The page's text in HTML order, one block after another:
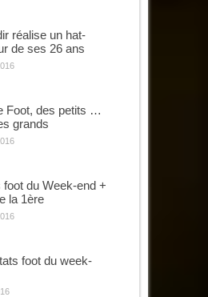
réalise un hat-
de ses 26 ans
Foot, des petits …
grands
foot du Week-end +
la 1ère
foot du week-